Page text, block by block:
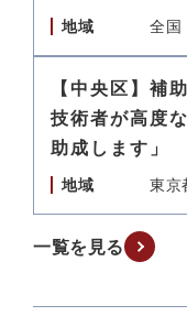
地域 全国
【中央区】補
技術者が高度
助成します」
地域 東京
一覧を見る